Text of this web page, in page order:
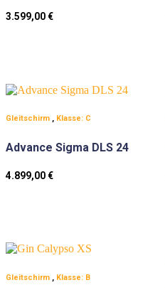
3.599,00€
Gleitschirm , Klasse: C
Advance Sigma DLS 24
4.899,00€
Gleitschirm , Klasse: B